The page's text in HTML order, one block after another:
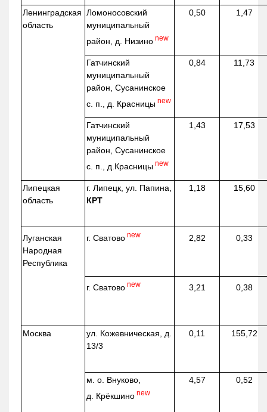
Ленинградская
область
Ломоносовский
муниципальный
район, д. Низино new
0,50 1,47
Гатчинский
муниципальный
район, Сусанинское
с. п., д. Красницы new
0,84 11,73
Гатчинский
муниципальный
район, Сусанинское
с. п., д.Красницы new
1,43 17,53
Липецкая
область
г. Липецк, ул. Папина,
КРТ
1,18 15,60
Луганская
Народная
Республика
г. Сватово new 2,82 0,33
г. Сватово new 3,21 0,38
Москва ул. Кожевническая, д.
13/3
0,11 155,72
м. о. Внуково,
д. Крёкшино new
4,57 0,52